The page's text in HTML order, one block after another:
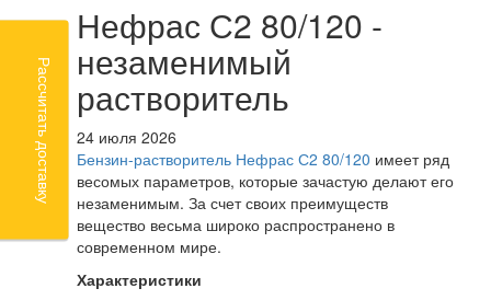
Нефрас С2 80/120 -
незаменимый
растворитель
24 июля 2026
Бензин-растворитель Нефрас С2 80/120 имеет ряд
весомых параметров, которые зачастую делают его
незаменимым. За счет своих преимуществ
вещество весьма широко распространено в
современном мире.
Характеристики
Рассчитать доставку